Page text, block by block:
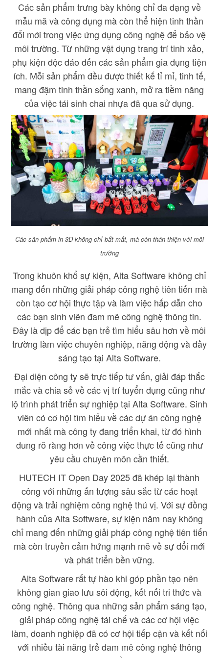
Các sản phẩm trưng bày không chỉ đa dạng về
mẫu mã và công dụng mà còn thể hiện tinh thần
đổi mới trong việc ứng dụng công nghệ để bảo vệ
môi trường. Từ những vật dụng trang trí tinh xảo,
phụ kiện độc đáo đến các sản phẩm gia dụng tiện
ích. Mỗi sản phẩm đều được thiết kế tỉ mỉ, tinh tế,
mang đậm tinh thần sống xanh, mở ra tiềm năng
của việc tái sinh chai nhựa đã qua sử dụng.
Các sản phẩm in 3D không chỉ bắt mắt, mà còn thân thiện với môi
trường
Trong khuôn khổ sự kiện, Alta Software không chỉ
mang đến những giải pháp công nghệ tiên tiến mà
còn tạo cơ hội thực tập và làm việc hấp dẫn cho
các bạn sinh viên đam mê công nghệ thông tin.
Đây là dịp để các bạn trẻ tìm hiểu sâu hơn về môi
trường làm việc chuyên nghiệp, năng động và đầy
sáng tạo tại Alta Software.
Đại diện công ty sẽ trực tiếp tư vấn, giải đáp thắc
mắc và chia sẻ về các vị trí tuyển dụng cũng như
lộ trình phát triển sự nghiệp tại Alta Software. Sinh
viên có cơ hội tìm hiểu về các dự án công nghệ
mới nhất mà công ty đang triển khai, từ đó hình
dung rõ ràng hơn về công việc thực tế cũng như
yêu cầu chuyên môn cần thiết.
HUTECH IT Open Day 2025 đã khép lại thành
công với những ấn tượng sâu sắc từ các hoạt
động và trải nghiệm công nghệ thú vị. Với sự đồng
hành của Alta Software, sự kiện năm nay không
chỉ mang đến những giải pháp công nghệ tiên tiến
mà còn truyền cảm hứng mạnh mẽ về sự đổi mới
và phát triển bền vững.
Alta Software rất tự hào khi góp phần tạo nên
không gian giao lưu sôi động, kết nối tri thức và
công nghệ. Thông qua những sản phẩm sáng tạo,
giải pháp công nghệ tái chế và các cơ hội việc
làm, doanh nghiệp đã có cơ hội tiếp cận và kết nối
với nhiều tài năng trẻ đam mê công nghệ thông